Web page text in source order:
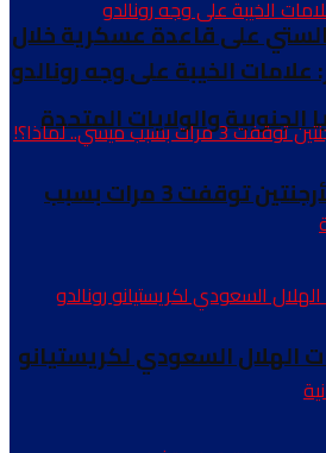
على قاعدة عسكرية خلال
الجنوبية والولايات المتحدة
الخيبة على وجه رونالدو
فيديو: مباراة الأرجنتين توقفت 3 مرات بسبب
السعودي لكريستيانو